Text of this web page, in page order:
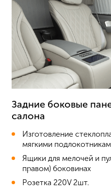
Задние боковые
салона
Изготовление
мягкими
Ящики для мелочей и
правом) боковинах
Розетка 220V 2шт.